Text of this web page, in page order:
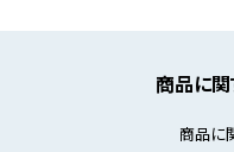
商品に
商品に